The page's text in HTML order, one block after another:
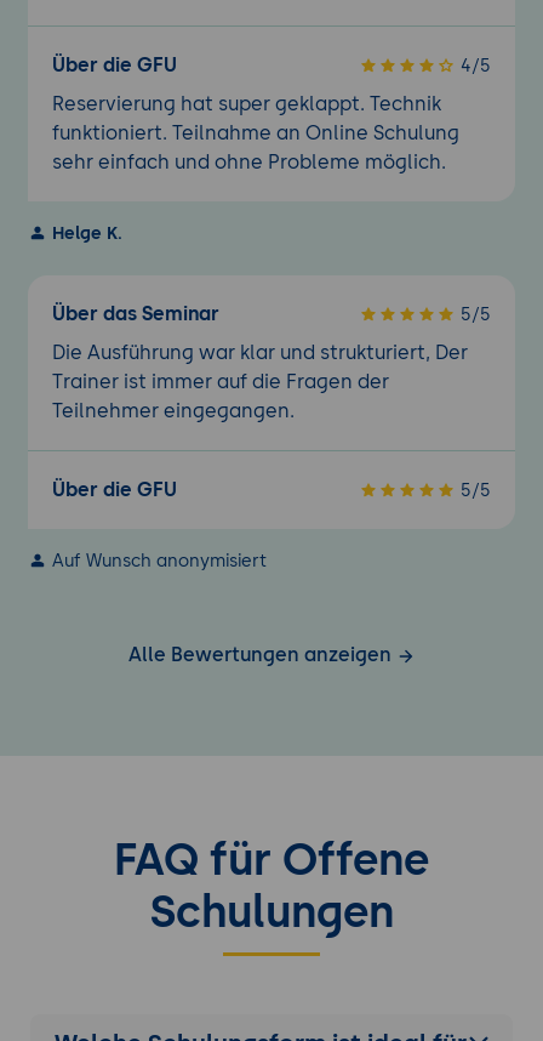
Über die GFU 4/5
Reservierung hat super geklappt. Technik
funktioniert. Teilnahme an Online Schulung
sehr einfach und ohne Probleme möglich.
Helge K.
Über das Seminar 5/5
Die Ausführung war klar und strukturiert, Der
Trainer ist immer auf die Fragen der
Teilnehmer eingegangen.
Über die GFU 5/5
Auf Wunsch anonymisiert
Alle Bewertungen anzeigen
FAQ für Offene
Schulungen